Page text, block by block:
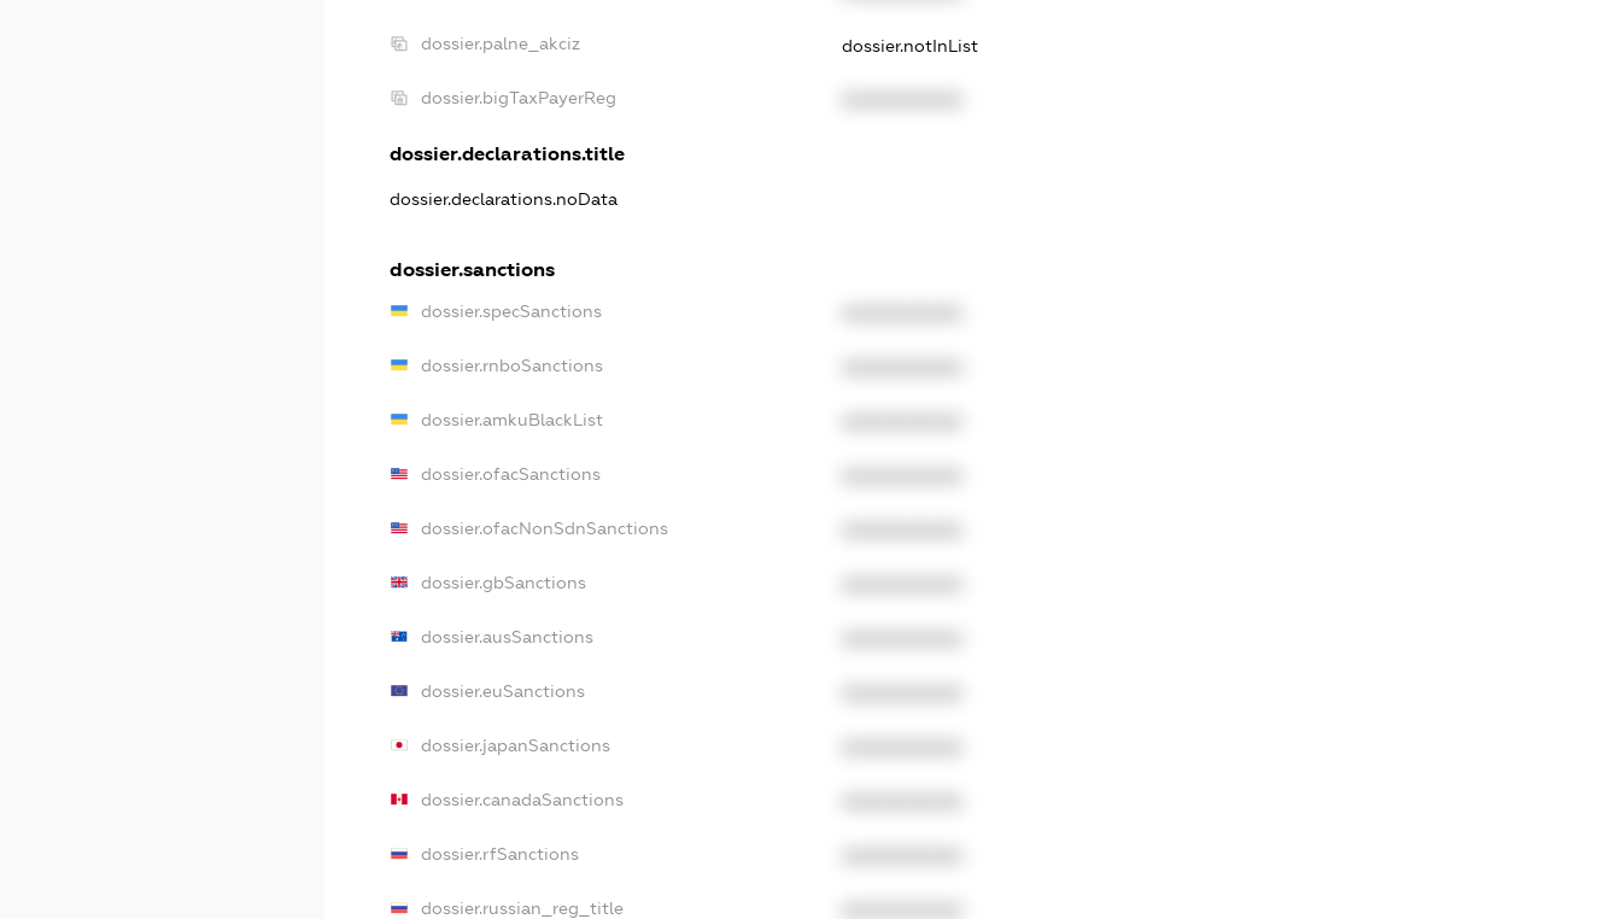
dossier.palne_akciz dossier.notInList
dossier.bigTaxPayerReg
dossier.declarations.title
dossier.declarations.noData
dossier.sanctions
dossier.specSanctions
dossier.rnboSanctions
dossier.amkuBlackList
dossier.ofacSanctions
dossier.ofacNonSdnSanctions
dossier.gbSanctions
dossier.ausSanctions
dossier.euSanctions
dossier.japanSanctions
dossier.canadaSanctions
dossier.rfSanctions
dossier.russian_reg_title